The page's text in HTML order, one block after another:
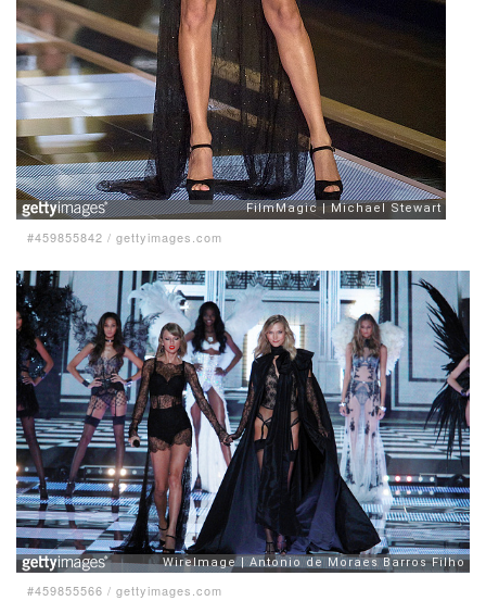
#459855842 / gettyimages.com
#459855566 / gettyimages.com